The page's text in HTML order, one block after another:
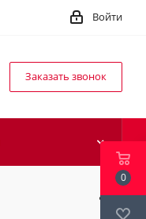
Войти
Заказать звонок
0